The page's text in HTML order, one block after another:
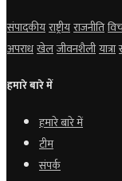
संपादकीयराष्ट्रीयराजनीति
अपराधखेलजीवनशैलीयात्रा
हमारे बारे में
हमारे बारे में
टीम
संपर्क